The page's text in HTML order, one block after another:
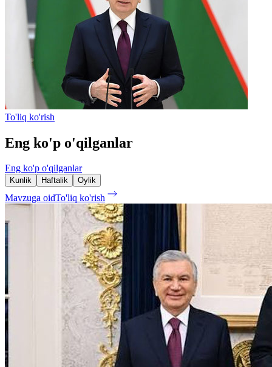
To'liq ko'rish
Eng ko'p o'qilganlar
Eng ko'p o'qilganlar
Kunlik Haftalik Oylik
Mavzuga oidTo'liq ko'rish